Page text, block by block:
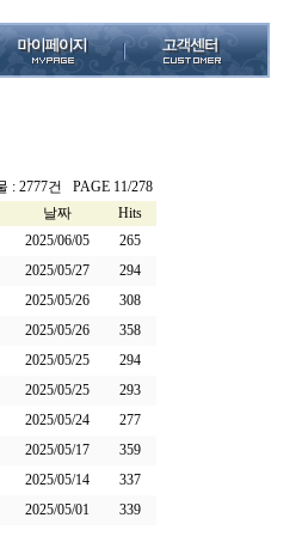
: 2777건 PAGE 11/278
날짜
Hits
2025/06/05
265
2025/05/27
294
2025/05/26
308
2025/05/26
358
2025/05/25
294
2025/05/25
293
2025/05/24
277
2025/05/17
359
2025/05/14
337
2025/05/01 339